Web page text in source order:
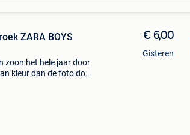
ZARA BOYS
zoon het hele jaar door
kleur dan de foto doet
€ 6,00
Gisteren